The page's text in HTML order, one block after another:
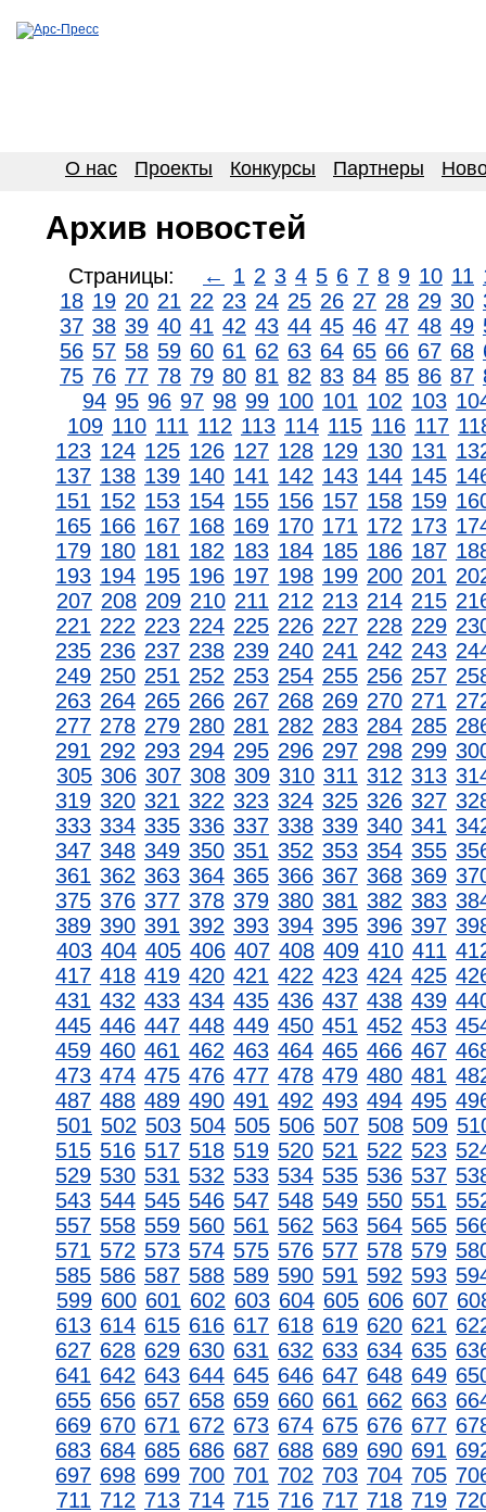
О нас Проекты Конкурсы Партнеры
Архив новостей
Страницы: ← 1 2 3 4 5 6 7 8 9 10 11
18 19 20 21 22 23 24 25 26 27 28 29 30
37 38 39 40 41 42 43 44 45 46 47 48 49
56 57 58 59 60 61 62 63 64 65 66 67 68
75 76 77 78 79 80 81 82 83 84 85 86 87
94 95 96 97 98 99 100 101 102 103
109 110 111 112 113 114 115 116 117
123 124 125 126 127 128 129 130 131
137 138 139 140 141 142 143 144 145
151 152 153 154 155 156 157 158 159
165 166 167 168 169 170 171 172 173
179 180 181 182 183 184 185 186 187
193 194 195 196 197 198 199 200 201
207 208 209 210 211 212 213 214 215
221 222 223 224 225 226 227 228 229
235 236 237 238 239 240 241 242 243
249 250 251 252 253 254 255 256 257
263 264 265 266 267 268 269 270 271
277 278 279 280 281 282 283 284 285
291 292 293 294 295 296 297 298 299
305 306 307 308 309 310 311 312 313
319 320 321 322 323 324 325 326 327
333 334 335 336 337 338 339 340 341
347 348 349 350 351 352 353 354 355
361 362 363 364 365 366 367 368 369
375 376 377 378 379 380 381 382 383
389 390 391 392 393 394 395 396 397
403 404 405 406 407 408 409 410 411
417 418 419 420 421 422 423 424 425
431 432 433 434 435 436 437 438 439
445 446 447 448 449 450 451 452 453
459 460 461 462 463 464 465 466 467
473 474 475 476 477 478 479 480 481
487 488 489 490 491 492 493 494 495
501 502 503 504 505 506 507 508 509
515 516 517 518 519 520 521 522 523
529 530 531 532 533 534 535 536 537
543 544 545 546 547 548 549 550 551
557 558 559 560 561 562 563 564 565
571 572 573 574 575 576 577 578 579
585 586 587 588 589 590 591 592 593
599 600 601 602 603 604 605 606 607
613 614 615 616 617 618 619 620 621
627 628 629 630 631 632 633 634 635
641 642 643 644 645 646 647 648 649
655 656 657 658 659 660 661 662 663
669 670 671 672 673 674 675 676 677
683 684 685 686 687 688 689 690 691
697 698 699 700 701 702 703 704 705
711 712 713 714 715 716 717 718 719